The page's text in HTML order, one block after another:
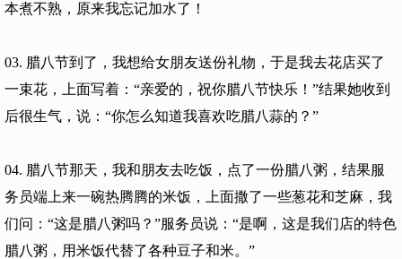
本煮不熟，原来我忘记加水了！
03. 腊八节到了，我想给女朋友送份礼物，于是我去花店买了
一束花，上面写着：“亲爱的，祝你腊八节快乐！”结果她收到
后很生气，说：“你怎么知道我喜欢吃腊八蒜的？”
04. 腊八节那天，我和朋友去吃饭，点了一份腊八粥，结果服
务员端上来一碗热腾腾的米饭，上面撒了一些葱花和芝麻，我
们问：“这是腊八粥吗？”服务员说：“是啊，这是我们店的特色
腊八粥，用米饭代替了各种豆子和米。”